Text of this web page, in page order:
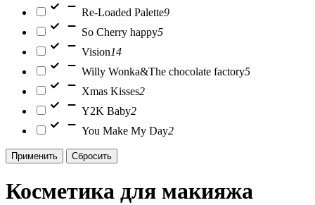
Re-Loaded Palette9
So Cherry happy5
Vision14
Willy Wonka&The chocolate factory5
Xmas Kisses2
Y2K Baby2
You Make My Day2
Применить Сбросить
Косметика для макияжа